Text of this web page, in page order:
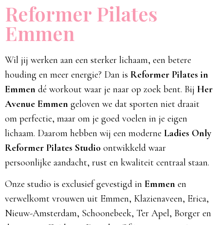
Reformer Pilates
Emmen
Wil jij werken aan een sterker lichaam, een betere
houding en meer energie? Dan is Reformer Pilates in
Emmen dé workout waar je naar op zoek bent. Bij Her
Avenue Emmen geloven we dat sporten niet draait
om perfectie, maar om je goed voelen in je eigen
lichaam. Daarom hebben wij een moderne Ladies Only
Reformer Pilates Studio ontwikkeld waar
persoonlijke aandacht, rust en kwaliteit centraal staan.
Onze studio is exclusief gevestigd in Emmen en
verwelkomt vrouwen uit Emmen, Klazienaveen, Erica,
Nieuw-Amsterdam, Schoonebeek, Ter Apel, Borger en